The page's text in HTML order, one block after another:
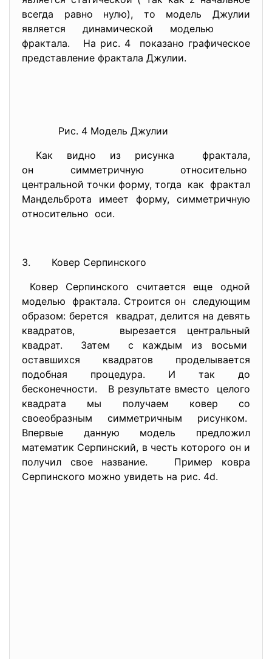
всегда равно нулю), то модель Джулии
является динамической моделью
фрактала. На рис. 4 показано графическое
представление фрактала Джулии.
Рис. 4 Модель Джулии
Как видно из рисунка фрактала,
он симметричную относительно
центральной точки форму, тогда как фрактал
Мандельброта имеет форму, симметричную
относительно оси.
3. Ковер Серпинского
Ковер Серпинского считается еще одной
моделью фрактала. Строится он следующим
образом: берется квадрат, делится на девять
квадратов, вырезается центральный
квадрат. Затем с каждым из восьми
оставшихся квадратов проделывается
подобная процедура. И так до
бесконечности. В результате вместо целого
квадрата мы получаем ковер со
своеобразным симметричным рисунком.
Впервые данную модель предложил
математик Серпинский, в честь которого он и
получил свое название. Пример ковра
Серпинского можно увидеть на рис. 4d.